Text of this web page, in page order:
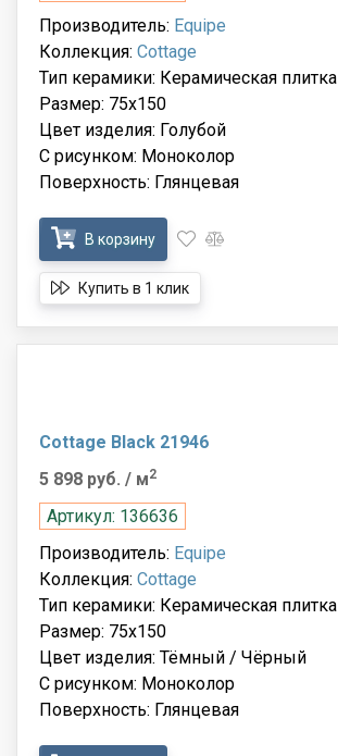
Производитель: Equipe
Коллекция: Cottage
Тип керамики: Керамическая плитка
Размер: 75x150
Цвет изделия: Голубой
С рисунком: Моноколор
Поверхность: Глянцевая
В корзину
Купить в 1 клик
Cottage Black 21946
5 898 руб. / м2
Артикул: 136636
Производитель: Equipe
Коллекция: Cottage
Тип керамики: Керамическая плитка
Размер: 75x150
Цвет изделия: Тёмный / Чёрный
С рисунком: Моноколор
Поверхность: Глянцевая